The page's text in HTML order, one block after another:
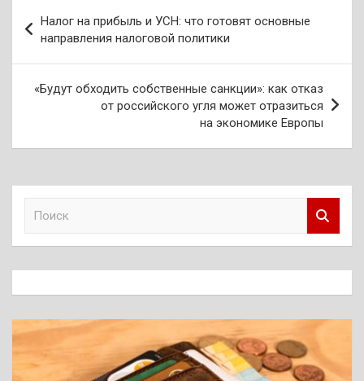
по
записям
Налог на прибыль и УСН: что готовят основные
направления налоговой политики
«Будут обходить собственные санкции»: как отказ
от российского угля может отразиться
на экономике Европы
к